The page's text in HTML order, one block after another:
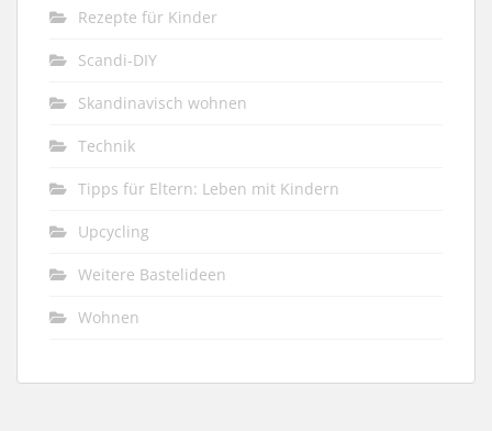
Rezepte für Kinder
Scandi-DIY
Skandinavisch wohnen
Technik
Tipps für Eltern: Leben mit Kindern
Upcycling
Weitere Bastelideen
Wohnen